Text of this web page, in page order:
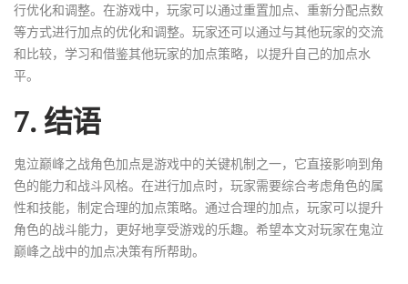
行优化和调整。在游戏中，玩家可以通过重置加点、重新分配点数
等方式进行加点的优化和调整。玩家还可以通过与其他玩家的交流
和比较，学习和借鉴其他玩家的加点策略，以提升自己的加点水
平。
7. 结语
鬼泣巅峰之战角色加点是游戏中的关键机制之一，它直接影响到角
色的能力和战斗风格。在进行加点时，玩家需要综合考虑角色的属
性和技能，制定合理的加点策略。通过合理的加点，玩家可以提升
角色的战斗能力，更好地享受游戏的乐趣。希望本文对玩家在鬼泣
巅峰之战中的加点决策有所帮助。